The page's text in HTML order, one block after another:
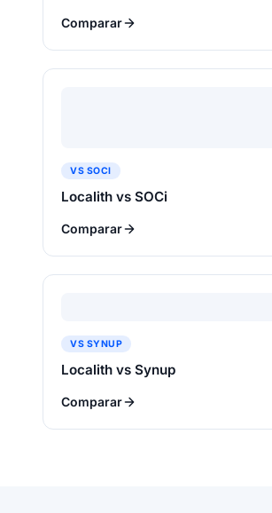
Comparar
VS SOCI
Localith vs SOCi
Comparar
VS SYNUP
Localith vs Synup
Comparar